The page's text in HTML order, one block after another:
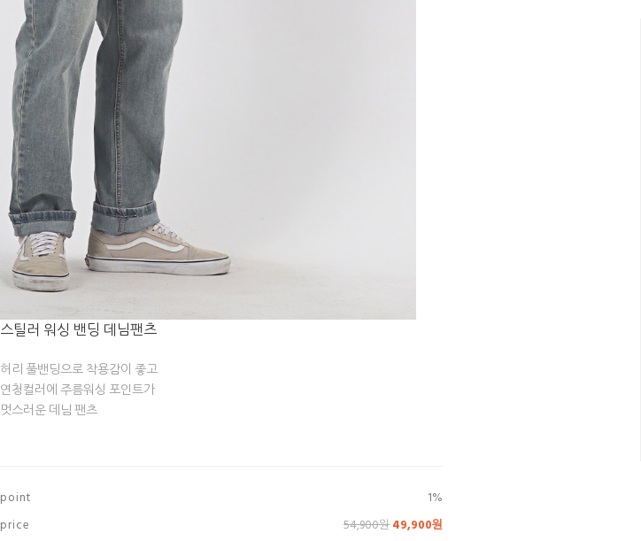
스틸러 워싱 밴딩 데님팬츠
허리 풀밴딩으로 착용감이 좋고
연청컬러에 주름워싱 포인트가
멋스러운 데님 팬츠
p o i n t
1%
p r i c e
54,900원49,900원